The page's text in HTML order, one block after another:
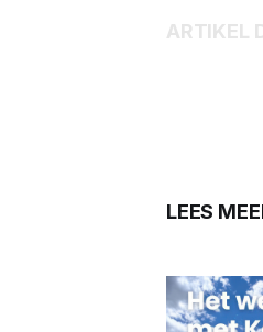
ARTIKEL
LEES